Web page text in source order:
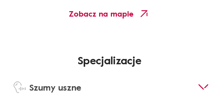
Zobacz na mapie
Specjalizacje
Szumy uszne